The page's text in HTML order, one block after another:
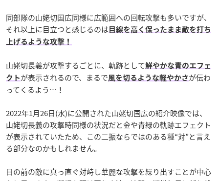
同部隊の山姥切国広同様に広範囲への回転攻撃も多いですが、
それ以上に目立つと感じるのは 目線を高く保ったまま敵を打ち
上げるような攻撃！
山姥切長義が攻撃するごとに、軌跡として鮮やかな青のエフェ
クト が表示されるので、まるで風を切るような軽やかさ が伝わ
ってくるよう…！
2022年1月26日(水)に公開された山姥切国広の紹介映像では、
山姥切長義の攻撃時同様の状況だと金や青緑の軌跡エフェクト
が表示されていたため、この二振ならではのある種“対”と言え
る部分なのかもしれません。
目の前の敵に真っ直ぐ対峙し華麗な攻撃を繰り出すことが中心